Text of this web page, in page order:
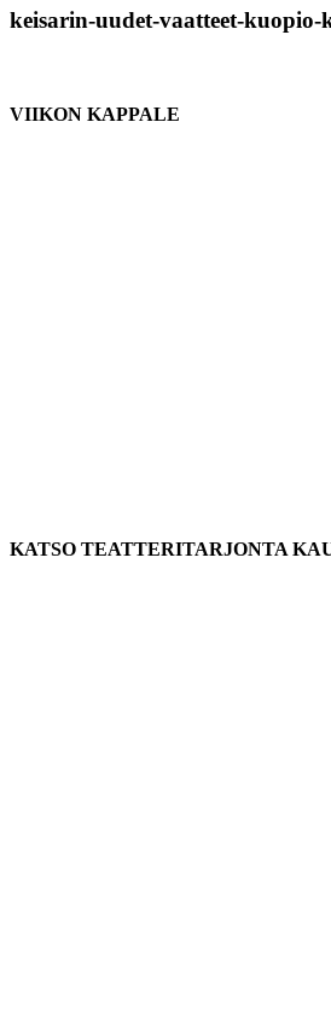
keisarin-uudet-vaatteet-kuopio-
VIIKON KAPPALE
KATSO TEATTERITARJONTA